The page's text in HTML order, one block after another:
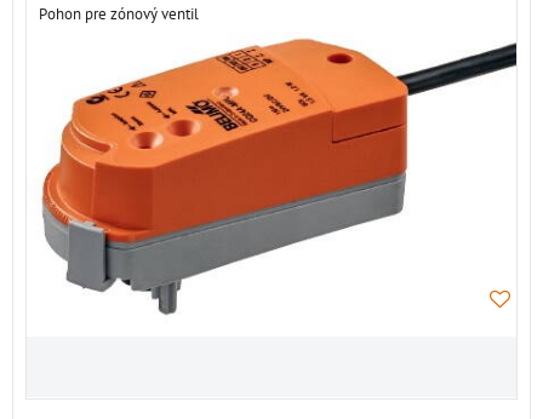
Pohon pre zónový ventil